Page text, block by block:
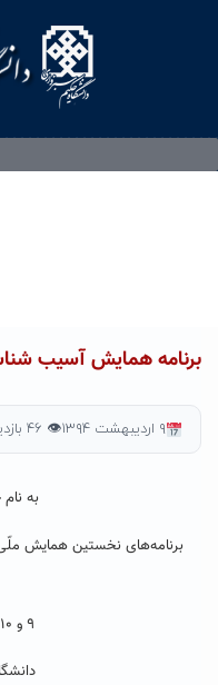
برنامه همایش آسیب
۹ اردیبهشت ۱۳۹۴ 👁 ۴۶ بازدید
به
برنامه‌های نخستین همایش
۹ و ۱۰ اردیبهشت ۱۳۹۴